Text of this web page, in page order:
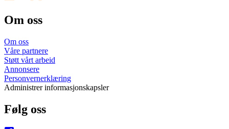
Om oss
Om oss
Våre partnere
Støtt vårt arbeid
Annonsere
Personvernerklæring
Administrer informasjonskapsler
Følg oss